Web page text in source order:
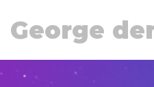
George